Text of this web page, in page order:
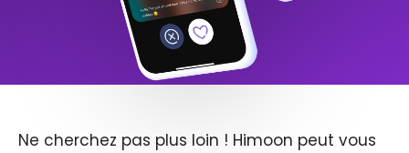
Ne cherchez pas plus loin ! Himoon peut vous